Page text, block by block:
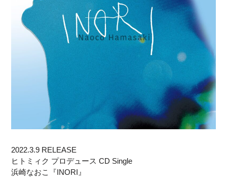
2022.3.9 RELEASE
ヒトミィク プロデュース CD Single
浜崎なおこ『INORI』